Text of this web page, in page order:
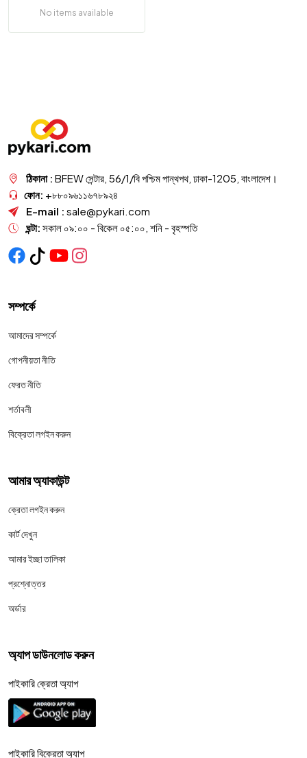
No items available
ঠিকানা : BFEW সেন্টার, 56/1/বি পশ্চিম পান্থপথ, ঢাকা-1205, বাংলাদেশ।
ফোন: +৮৮০৯৬১১৬৭৮৯২৪
E-mail : sale@pykari.com
ঘন্টা: সকাল ০৯:০০ - বিকেল ০৫:০০, শনি - বৃহস্পতি
সম্পর্কে
আমাদের সম্পর্কে
গোপনীয়তা নীতি
ফেরত নীতি
শর্তাবলী
বিক্রেতা লগইন করুন
আমার অ্যাকাউন্ট
ক্রেতা লগইন করুন
কার্ট দেখুন
আমার ইচ্ছা তালিকা
প্রশ্নোত্তর
অর্ডার
অ্যাপ ডাউনলোড করুন
পাইকারি ক্রেতা অ্যাপ
পাইকারি বিক্রেতা অ্যাপ